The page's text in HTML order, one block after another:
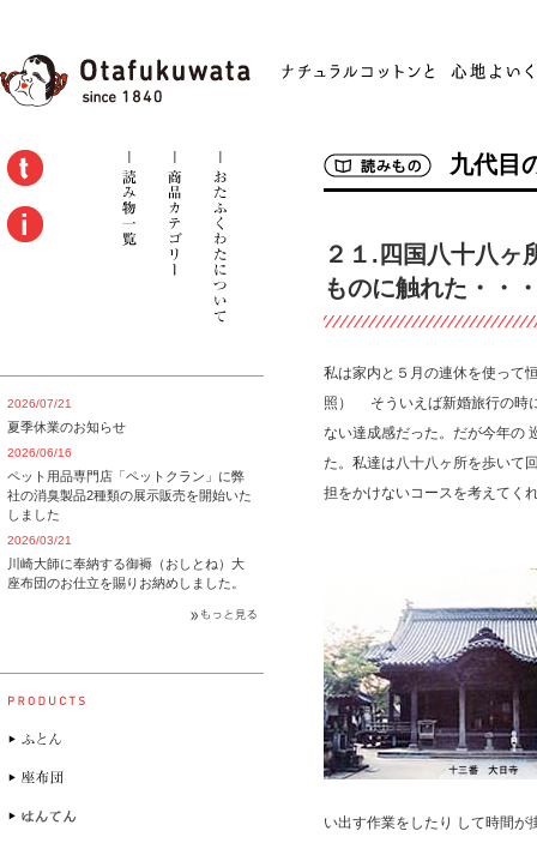
九代目
２１.四国八十八ヶ
ものに触れた・・
私は家内と５月の連休を使って
照） そういえば新婚旅行の時
ない達成感だった。だが今年の
た。私達は八十八ヶ所を歩いて
担をかけないコースを考えてく
い出す作業をしたり して時間が
2026/07/21
夏季休業のお知らせ
2026/06/16
ペット用品専門店「ペットクラン」に弊
社の消臭製品2種類の展示販売を開始いた
しました
2026/03/21
川崎大師に奉納する御褥（おしとね）大
座布団のお仕立を賜りお納めしました。